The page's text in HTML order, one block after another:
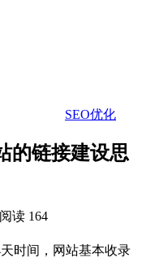
SEO优化
的链接建设思
阅读 164
时间，网站基本收录